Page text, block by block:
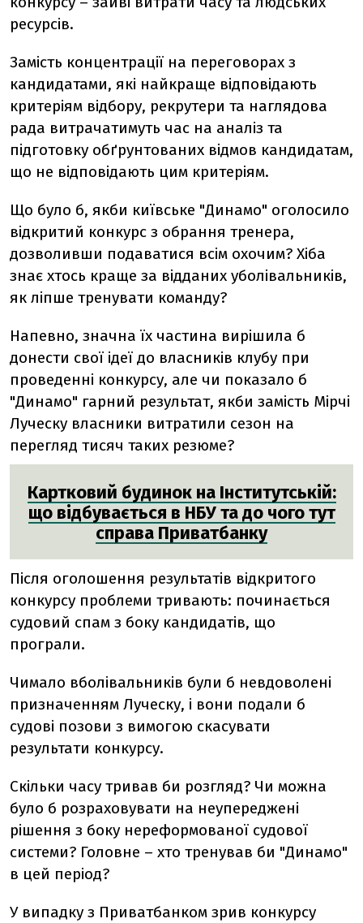
ресурсів.
Замість концентрації на переговорах з
кандидатами, які найкраще відповідають
критеріям відбору, рекрутери та наглядова
рада витрачатимуть час на аналіз та
підготовку обґрунтованих відмов кандидатам,
що не відповідають цим критеріям.
Що було б, якби київське "Динамо" оголосило
відкритий конкурс з обрання тренера,
дозволивши подаватися всім охочим? Хіба
знає хтось краще за відданих уболівальників,
як ліпше тренувати команду?
Напевно, значна їх частина вирішила б
донести свої ідеї до власників клубу при
проведенні конкурсу, але чи показало б
"Динамо" гарний результат, якби замість Мірчі
Луческу власники витратили сезон на
перегляд тисяч таких резюме?
Картковий будинок на Інститутській:
що відбувається в НБУ та до чого тут
справа Приватбанку
Після оголошення результатів відкритого
конкурсу проблеми тривають: починається
судовий спам з боку кандидатів, що
програли.
Чимало вболівальників були б невдоволені
призначенням Луческу, і вони подали б
судові позови з вимогою скасувати
результати конкурсу.
Скільки часу тривав би розгляд? Чи можна
було б розраховувати на неупереджені
рішення з боку нереформованої судової
системи? Головне – хто тренував би "Динамо"
в цей період?
У випадку з Приватбанком зрив конкурсу